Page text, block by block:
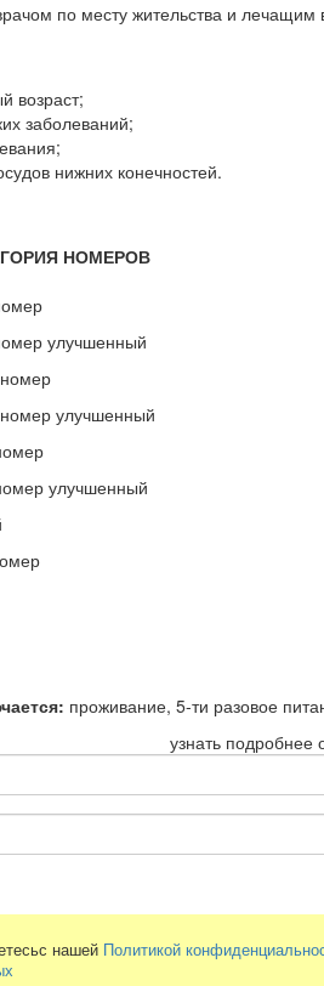
по месту жительства и лечащим
возраст;
заболеваний;
нижних конечностей.
НОМЕРОВ
улучшенный
улучшенный
улучшенный
: проживание, 5-ти разовое
узнать
нашей Политикой